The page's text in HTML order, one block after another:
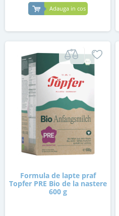
Adauga in cos
Formula de lapte praf
Topfer PRE Bio de la nastere
600 g